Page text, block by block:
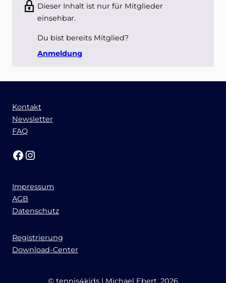
Dieser Inhalt ist nur für Mitglieder
einsehbar.
Du bist bereits Mitglied?
Anmeldung
Kontakt
Newsletter
FAQ
Facebook Instagram
Impressum
AGB
Datenschutz
Registrierung
Download-Center
© tennis4kids | Michael Ebert, 2026